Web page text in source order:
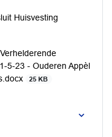
Huisvesting
5-23 - Ouderen Appèl
25 KB